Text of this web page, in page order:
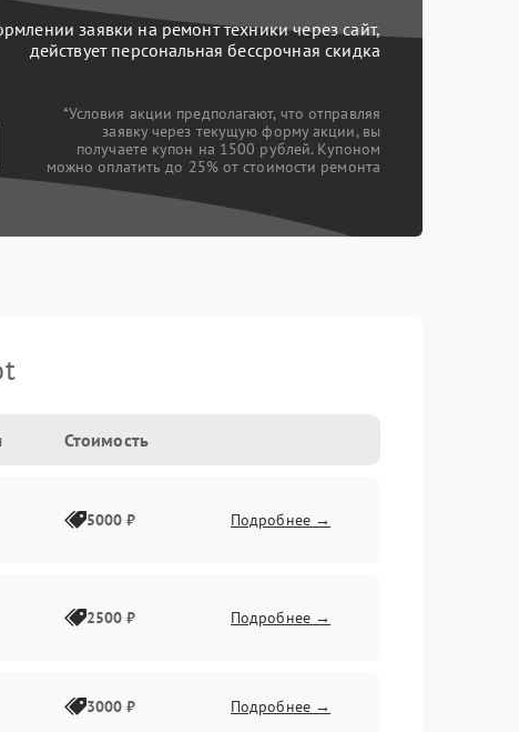
заявки на ремонт техники через сайт,
действует персональная бессрочная скидка
*Условия акции предполагают, что отправляя
заявку через текущую форму акции, вы
получаете купон на 1500 рублей. Купоном
можно оплатить до 25% от стоимости ремонта
Стоимость
5000 ₽ Подробнее →
2500 ₽ Подробнее →
3000 ₽ Подробнее →